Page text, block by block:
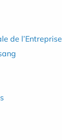
de l’Entreprise